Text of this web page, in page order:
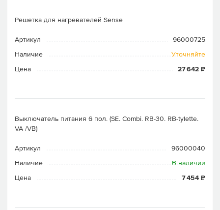
Решетка для нагревателей Sense
Артикул
96000725
Наличие
Уточняйте
Цена
27 642 ₽
Выключатель питания 6 пол. (SE. Combi. RB-30. RB-tylette.
VA /VB)
Артикул
96000040
Наличие
В наличии
Цена
7 454 ₽